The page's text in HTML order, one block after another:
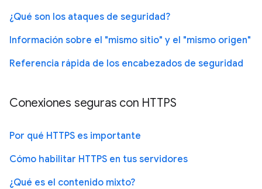
¿Qué son los ataques de seguridad?
Información sobre el "mismo sitio" y el "mismo origen"
Referencia rápida de los encabezados de seguridad
Conexiones seguras con HTTPS
Por qué HTTPS es importante
Cómo habilitar HTTPS en tus servidores
¿Qué es el contenido mixto?